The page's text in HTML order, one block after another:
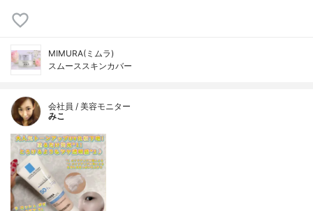
MIMURA(ミムラ)
スムーススキンカバー
会社員 / 美容モニター
みこ